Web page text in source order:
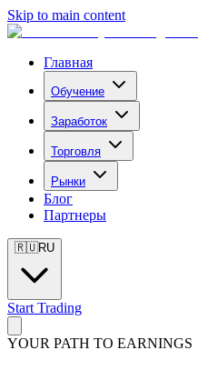
Skip to main content
Главная
Обучение
Заработок
Торговля
Рынки
Блог
Партнеры
🇷🇺RU
Start Trading
YOUR PATH TO EARNINGS